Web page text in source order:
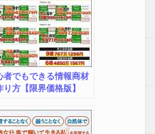
者でもできる情報商材
り方【限界価格版】